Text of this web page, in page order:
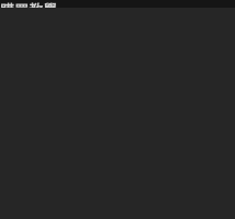
購買教學